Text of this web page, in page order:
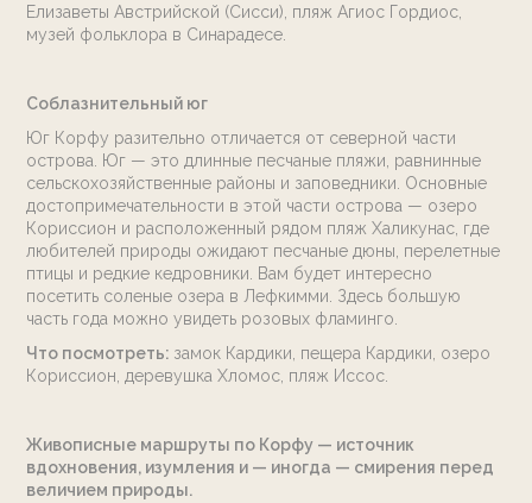
Елизаветы Австрийской (Сисси), пляж Агиос Гордиос,
музей фольклора в Синарадесе.
Соблазнительный юг
Юг Корфу разительно отличается от северной части
острова. Юг — это длинные песчаные пляжи, равнинные
сельскохозяйственные районы и заповедники. Основные
достопримечательности в этой части острова — озеро
Кориссион и расположенный рядом пляж Халикунас, где
любителей природы ожидают песчаные дюны, перелетные
птицы и редкие кедровники. Вам будет интересно
посетить соленые озера в Лефкимми. Здесь большую
часть года можно увидеть розовых фламинго.
Что посмотреть: замок Кардики, пещера Кардики, озеро
Кориссион, деревушка Хломос, пляж Иссос.
Живописные маршруты по Корфу — источник
вдохновения, изумления и — иногда — смирения перед
величием природы.